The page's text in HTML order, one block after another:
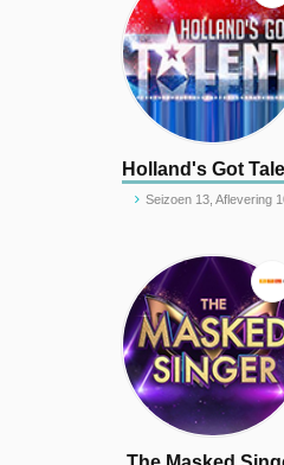
Holland's Got
Seizoen 13, Aflevering